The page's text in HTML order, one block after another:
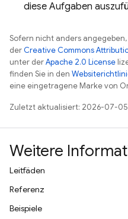
diese Aufgaben
Sofern nicht anders
derCreative Commons
unter derApache 2.0 License
finden Sie in den
eine eingetragene Marke von
Zuletzt aktualisiert: 2026-07-05
Weitere
Leitfäden
Referenz
Beispiele